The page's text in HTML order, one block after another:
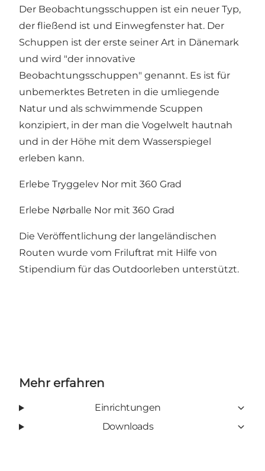
Der Beobachtungsschuppen ist ein neuer Typ,
der fließend ist und Einwegfenster hat. Der
Schuppen ist der erste seiner Art in Dänemark
und wird "der innovative
Beobachtungsschuppen" genannt. Es ist für
unbemerktes Betreten in die umliegende
Natur und als schwimmende Scuppen
konzipiert, in der man die Vogelwelt hautnah
und in der Höhe mit dem Wasserspiegel
erleben kann.
Erlebe Tryggelev Nor mit 360 Grad
Erlebe Nørballe Nor mit 360 Grad
Die Veröffentlichung der langeländischen
Routen wurde vom Friluftrat mit Hilfe von
Stipendium für das Outdoorleben unterstützt.
Mehr erfahren
Einrichtungen
Downloads